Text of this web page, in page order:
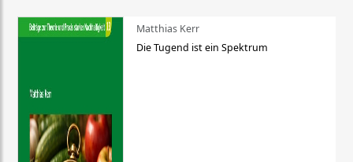
Matthias Kerr
Die Tugend ist ein Spektrum